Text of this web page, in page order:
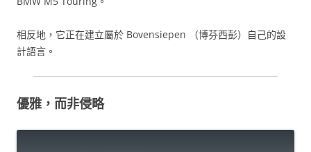
相反地，它正在建立屬於 Bovensiepen （博芬西彭）自己的設
計語言。
優雅，而非侵略